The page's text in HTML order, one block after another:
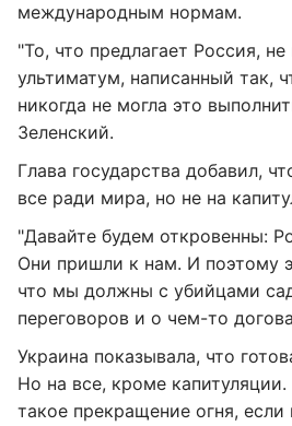
международным нормам.
"То, что предлагает Россия,
ультиматум, написанный так,
никогда не могла это
Зеленский.
Глава государства добавил,
все ради мира, но не на
"Давайте будем откровенны:
Они пришли к нам. И поэтому
что мы должны с убийцами
переговоров и о чем-то
Украина показывала, что
Но на все, кроме
такое прекращение огня, если